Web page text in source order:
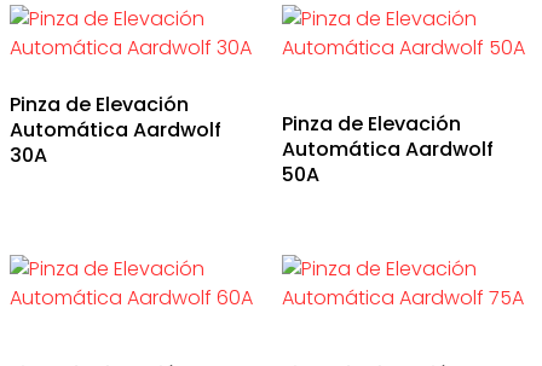
Pinza de Elevación
Automática Aardwolf
30A
Pinza de Elevación
Automática Aardwolf
50A